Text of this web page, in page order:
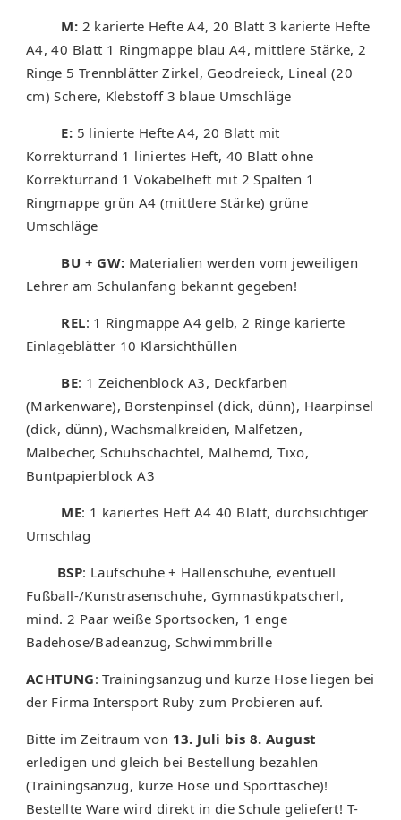
M: 2 karierte Hefte A4, 20 Blatt 3 karierte Hefte
A4, 40 Blatt 1 Ringmappe blau A4, mittlere Stärke, 2
Ringe 5 Trennblätter Zirkel, Geodreieck, Lineal (20
cm) Schere, Klebstoff 3 blaue Umschläge
E: 5 linierte Hefte A4, 20 Blatt mit
Korrekturrand 1 liniertes Heft, 40 Blatt ohne
Korrekturrand 1 Vokabelheft mit 2 Spalten 1
Ringmappe grün A4 (mittlere Stärke) grüne
Umschläge
BU + GW: Materialien werden vom jeweiligen
Lehrer am Schulanfang bekannt gegeben!
REL: 1 Ringmappe A4 gelb, 2 Ringe karierte
Einlageblätter 10 Klarsichthüllen
BE: 1 Zeichenblock A3, Deckfarben
(Markenware), Borstenpinsel (dick, dünn), Haarpinsel
(dick, dünn), Wachsmalkreiden, Malfetzen,
Malbecher, Schuhschachtel, Malhemd, Tixo,
Buntpapierblock A3
ME: 1 kariertes Heft A4 40 Blatt, durchsichtiger
Umschlag
BSP: Laufschuhe + Hallenschuhe, eventuell
Fußball-/Kunstrasenschuhe, Gymnastikpatscherl,
mind. 2 Paar weiße Sportsocken, 1 enge
Badehose/Badeanzug, Schwimmbrille
ACHTUNG: Trainingsanzug und kurze Hose liegen bei
der Firma Intersport Ruby zum Probieren auf.
Bitte im Zeitraum von 13. Juli bis 8. August
erledigen und gleich bei Bestellung bezahlen
(Trainingsanzug, kurze Hose und Sporttasche)!
Bestellte Ware wird direkt in die Schule geliefert! T-